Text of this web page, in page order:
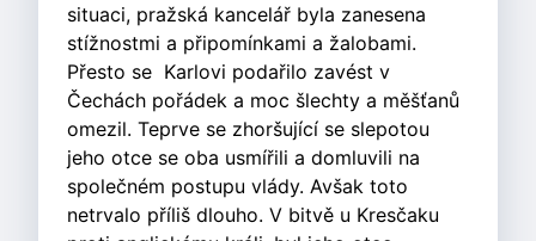
situaci, pražská kancelář byla zanesena
stížnostmi a připomínkami a žalobami.
Přesto se Karlovi podařilo zavést v
Čechách pořádek a moc šlechty a měšťanů
omezil. Teprve se zhoršující se slepotou
jeho otce se oba usmířili a domluvili na
společném postupu vlády. Avšak toto
netrvalo příliš dlouho. V bitvě u Kresčaku